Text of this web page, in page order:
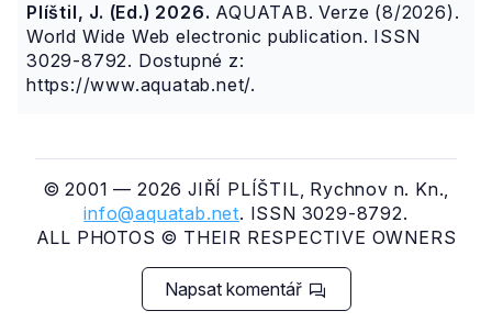
Plíštil, J. (Ed.) 2026. AQUATAB. Verze (8/2026).
World Wide Web electronic publication. ISSN
3029-8792. Dostupné z:
https://www.aquatab.net/.
© 2001 — 2026 JIŘÍ PLÍŠTIL, Rychnov n. Kn.,
info@aquatab.net. ISSN 3029-8792.
ALL PHOTOS © THEIR RESPECTIVE OWNERS
Napsat komentář